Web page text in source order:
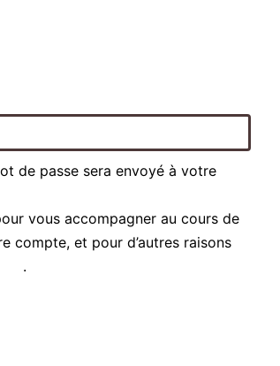
de passe sera envoyé à votre
vous accompagner au cours de
compte, et pour d’autres raisons
.